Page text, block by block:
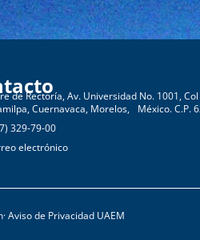
de Rectoría, Av. Universidad No. 1001, Col
Cuernavaca, Morelos, México. C.P.
329-79-00
electrónico
· Aviso de Privacidad UAEM